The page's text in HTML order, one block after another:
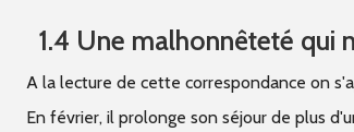
Enquete
1.4 Une malhonnêteté qui
A la lecture de cette correspondance on
En février, il prolonge son séjour de plus